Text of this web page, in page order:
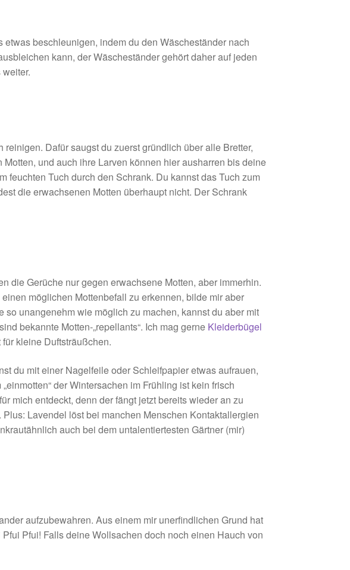
beschleunigen, indem du den Wäscheständer nach
kann, der Wäscheständer gehört daher auf jeden
Dafür saugst du zuerst gründlich über alle Bretter,
und auch ihre Larven können hier ausharren bis deine
Tuch durch den Schrank. Du kannst das Tuch zum
die erwachsenen Motten überhaupt nicht. Der Schrank
die Gerüche nur gegen erwachsene Motten, aber immerhin.
möglichen Mottenbefall zu erkennen, bilde mir aber
unangenehm wie möglich zu machen, kannst du aber mit
bekannte Motten-„repellants“. Ich mag gerne Kleiderbügel
kleine Duftsträußchen.
du mit einer Nagelfeile oder Schleifpapier etwas aufrauen,
der Wintersachen im Frühling ist kein frisch
für mich entdeckt, denn der fängt jetzt bereits wieder an zu
Lavendel löst bei manchen Menschen Kontaktallergien
auch bei dem untalentiertesten Gärtner (mir)
aufzubewahren. Aus einem mir unerfindlichen Grund hat
Pfui! Falls deine Wollsachen doch noch einen Hauch von